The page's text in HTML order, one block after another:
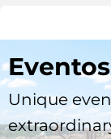
Unique